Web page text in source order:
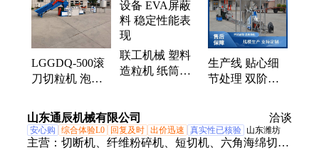
绳打团机、破碎清洗机、打包带机器、塑料扎绳机、
塑料制绳机、捆扎带机器、膨化捆扎绳、凹版印刷
机、风冷捆扎绳、塑料打包带、棉绳打球机、三辊研
磨机
LGGDQ-500滚
刀切粒机 泡沫
粒 机 海绵珍珠
棉小型
联工机械 塑料
造粒机 纸筒设
生产线 贴心细
节处理 双阶无
工机械 全自动
山东通辰机械有限公司 洽谈
安心购 综合体验L0 回复及时 出价迅速 真实性已核验 山东潍坊
主营： 切断机、纤维粉碎机、短切机、六角海绵切粒